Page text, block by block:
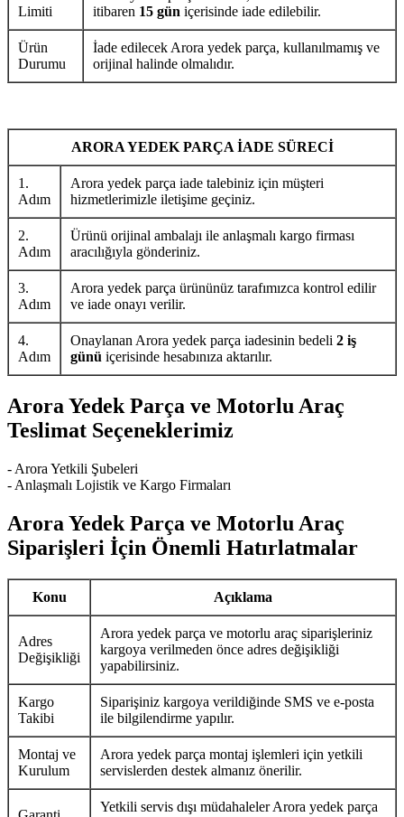
Limiti
itibaren 15 gün içerisinde iade edilebilir.
Ürün
Durumu
İade edilecek Arora yedek parça, kullanılmamış ve
orijinal halinde olmalıdır.
ARORA YEDEK PARÇA İADE SÜRECİ
1.
Adım
Arora yedek parça iade talebiniz için müşteri
hizmetlerimizle iletişime geçiniz.
2.
Adım
Ürünü orijinal ambalajı ile anlaşmalı kargo firması
aracılığıyla gönderiniz.
3.
Adım
Arora yedek parça ürününüz tarafımızca kontrol edilir
ve iade onayı verilir.
4.
Adım
Onaylanan Arora yedek parça iadesinin bedeli 2 iş
günü içerisinde hesabınıza aktarılır.
Arora Yedek Parça ve Motorlu Araç
Teslimat Seçeneklerimiz
- Arora Yetkili Şubeleri
- Anlaşmalı Lojistik ve Kargo Firmaları
Arora Yedek Parça ve Motorlu Araç
Siparişleri İçin Önemli Hatırlatmalar
Konu Açıklama
Adres
Değişikliği
Arora yedek parça ve motorlu araç siparişleriniz
kargoya verilmeden önce adres değişikliği
yapabilirsiniz.
Kargo
Takibi
Siparişiniz kargoya verildiğinde SMS ve e-posta
ile bilgilendirme yapılır.
Montaj ve
Kurulum
Arora yedek parça montaj işlemleri için yetkili
servislerden destek almanız önerilir.
Yetkili servis dışı müdahaleler Arora yedek parça